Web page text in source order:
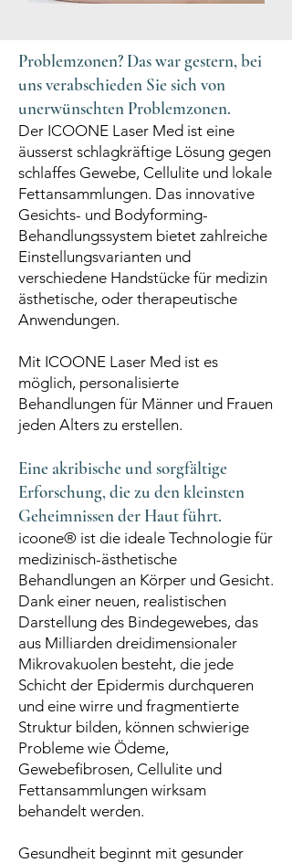
Problemzonen? Das war gestern, bei
uns verabschieden Sie sich von
unerwünschten Problemzonen.
Der ICOONE Laser Med ist eine
äusserst schlagkräftige Lösung gegen
schlaffes Gewebe, Cellulite und lokale
Fettansammlungen. Das innovative
Gesichts- und Bodyforming-
Behandlungssystem bietet zahlreiche
Einstellungsvarianten und
verschiedene Handstücke für medizin
ästhetische, oder therapeutische
Anwendungen.
Mit ICOONE Laser Med ist es
möglich, personalisierte
Behandlungen für Männer und Frauen
jeden Alters zu erstellen.
Eine akribische und sorgfältige
Erforschung, die zu den kleinsten
Geheimnissen der Haut führt.
icoone® ist die ideale Technologie für
medizinisch-ästhetische
Behandlungen an Körper und Gesicht.
Dank einer neuen, realistischen
Darstellung des Bindegewebes, das
aus Milliarden dreidimensionaler
Mikrovakuolen besteht, die jede
Schicht der Epidermis durchqueren
und eine wirre und fragmentierte
Struktur bilden, können schwierige
Probleme wie Ödeme,
Gewebefibrosen, Cellulite und
Fettansammlungen wirksam
behandelt werden.
Gesundheit beginnt mit gesunder